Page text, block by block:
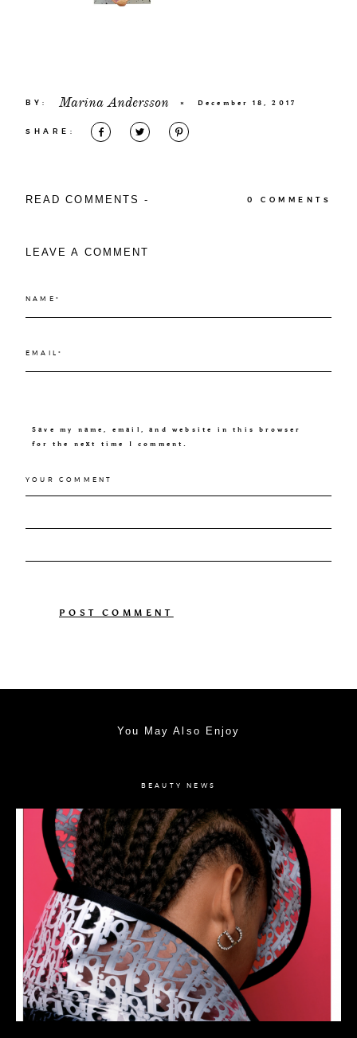
BY: Marina Andersson × December 18, 2017
SHARE:
READ COMMENTS - 0 COMMENTS
LEAVE A COMMENT
Save my name, email, and website in this browser
for the next time I comment.
You May Also Enjoy
BEAUTY NEWS